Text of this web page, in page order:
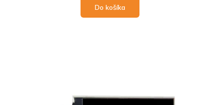
Do košíka